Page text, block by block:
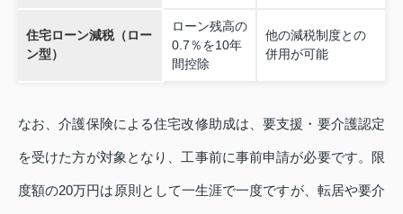
住宅ローン減税（ロー
ン型）
ローン残高の
0.7％を10年
間控除
他の減税制度との
併用が可能
なお、介護保険による住宅改修助成は、要支援・要介護認定
を受けた方が対象となり、工事前に事前申請が必要です。限
度額の20万円は原則として一生涯で一度ですが、転居や要介